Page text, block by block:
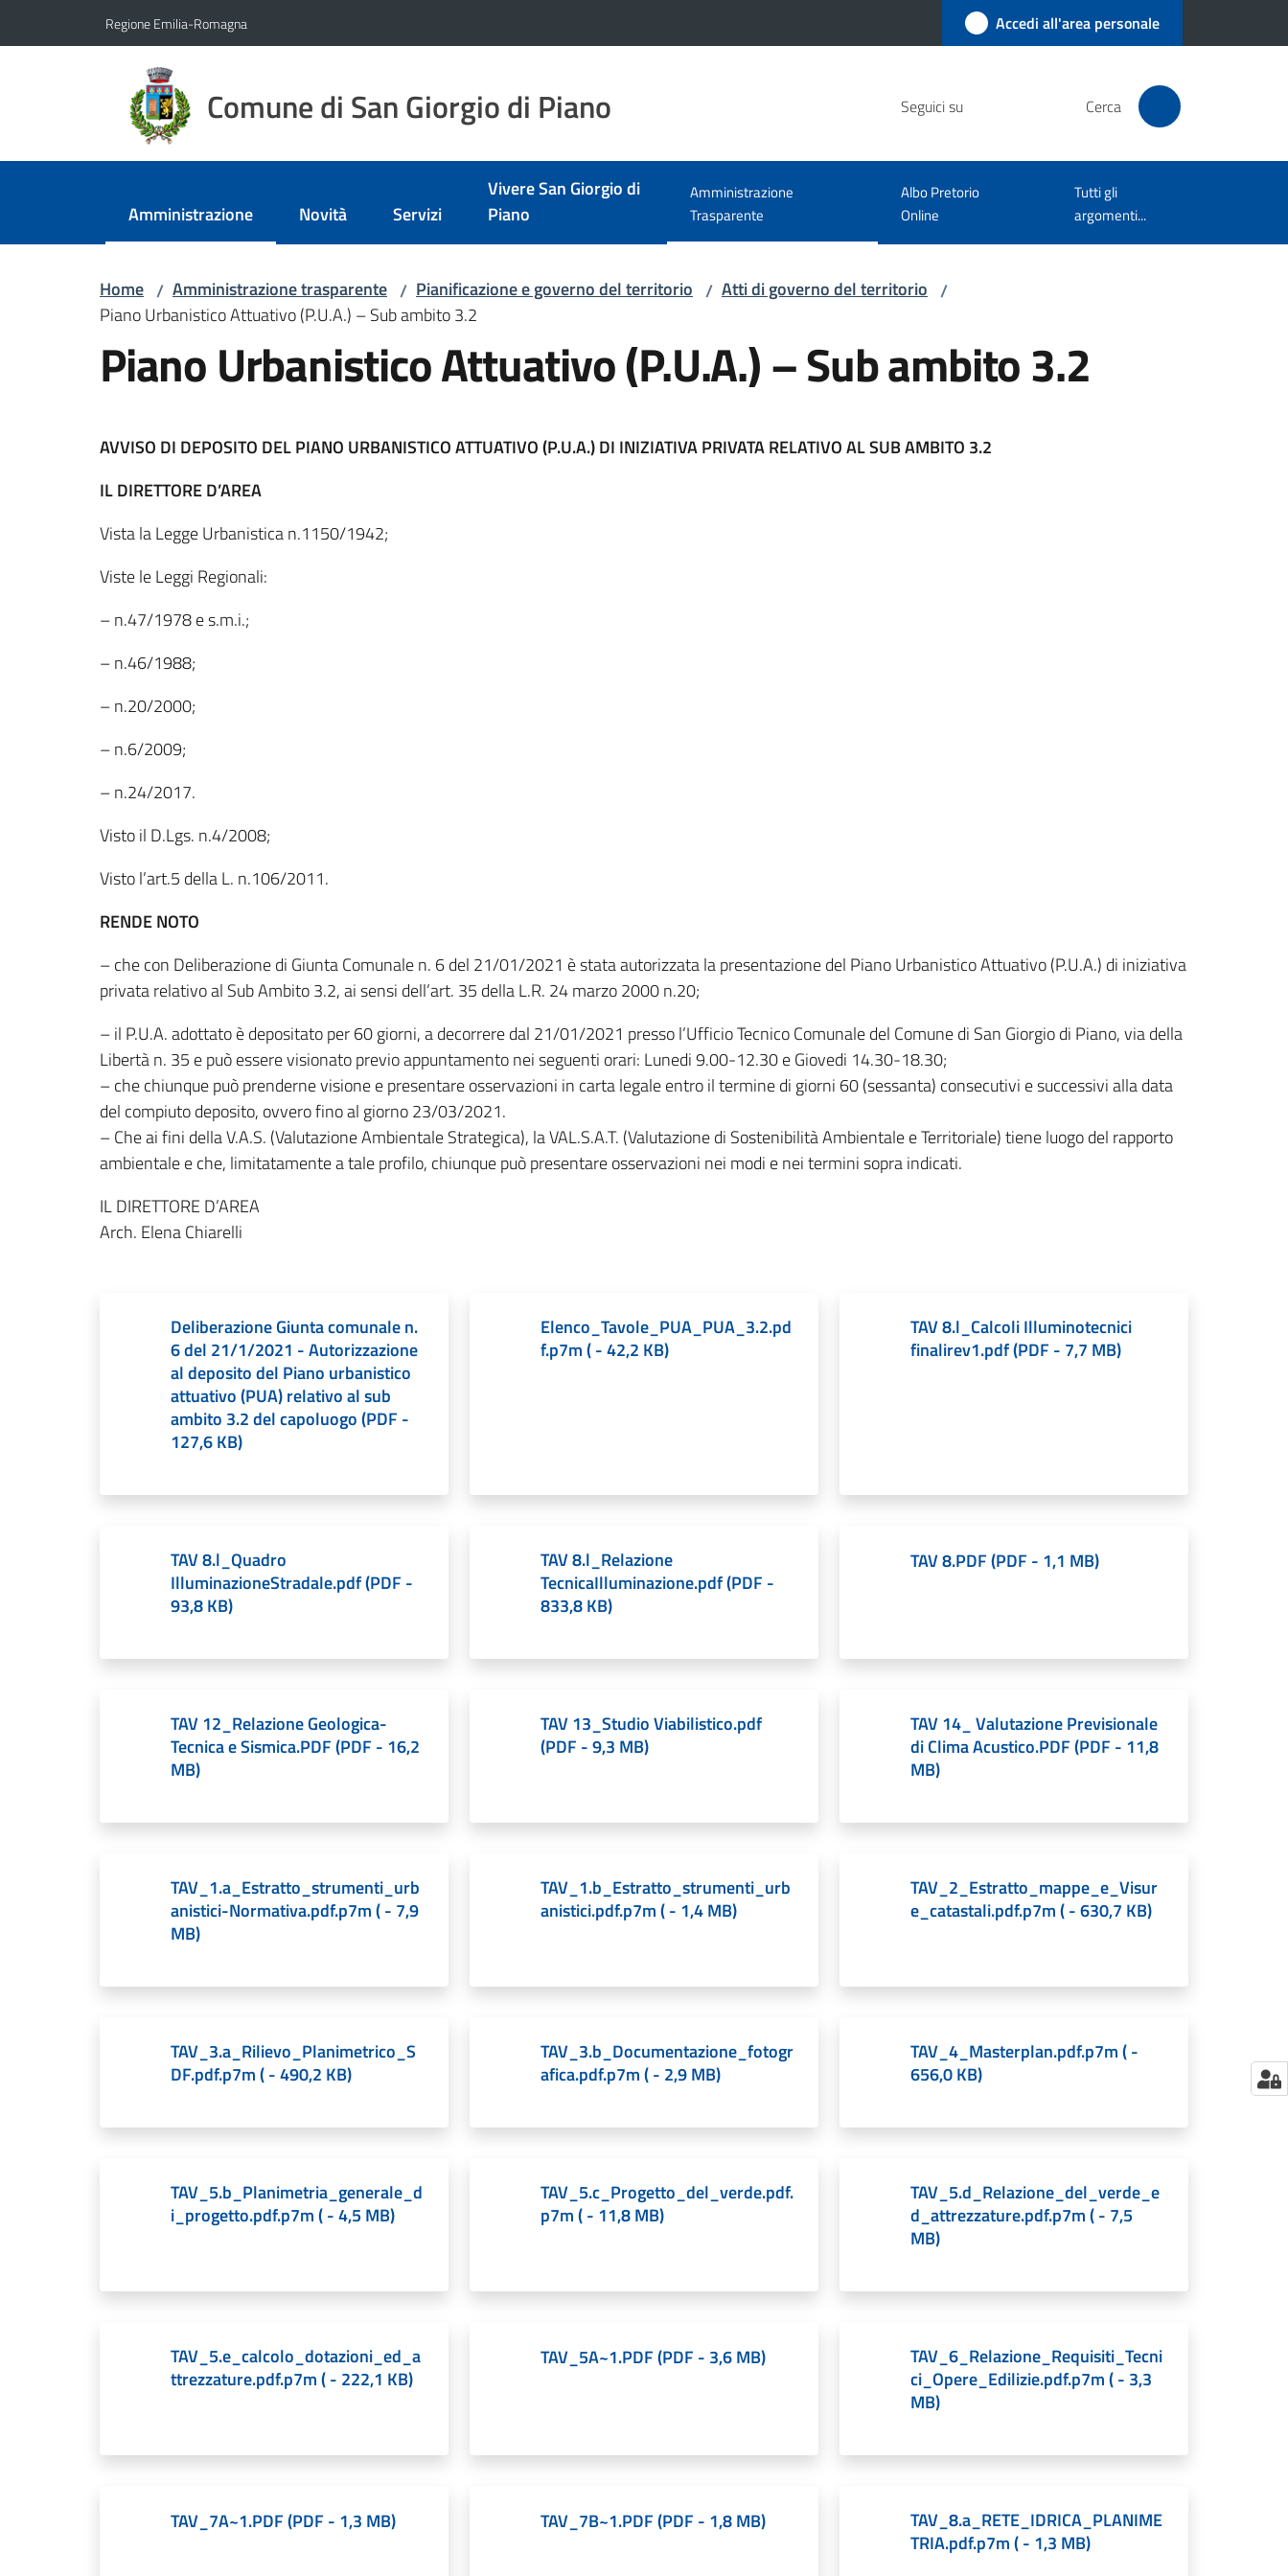
Regione Emilia-Romagna Accedi all'area personale
Comune di San Giorgio di Piano Seguici su Cerca
Amministrazione
Menu selezionato Novità Servizi
Vivere San Giorgio di
Piano
Amministrazione
Trasparente
Menu selezionato
Albo Pretorio
Online
Tutti gli
argomenti...
Home / Amministrazione trasparente / Pianificazione e governo del territorio / Atti di governo del territorio /
Piano Urbanistico Attuativo (P.U.A.) – Sub ambito 3.2
Piano Urbanistico Attuativo (P.U.A.) – Sub ambito 3.2
AVVISO DI DEPOSITO DEL PIANO URBANISTICO ATTUATIVO (P.U.A.) DI INIZIATIVA PRIVATA RELATIVO AL SUB AMBITO 3.2
IL DIRETTORE D’AREA
Vista la Legge Urbanistica n.1150/1942;
Viste le Leggi Regionali:
– n.47/1978 e s.m.i.;
– n.46/1988;
– n.20/2000;
– n.6/2009;
– n.24/2017.
Visto il D.Lgs. n.4/2008;
Visto l’art.5 della L. n.106/2011.
RENDE NOTO
– che con Deliberazione di Giunta Comunale n. 6 del 21/01/2021 è stata autorizzata la presentazione del Piano Urbanistico Attuativo (P.U.A.) di iniziativa
privata relativo al Sub Ambito 3.2, ai sensi dell’art. 35 della L.R. 24 marzo 2000 n.20;
– il P.U.A. adottato è depositato per 60 giorni, a decorrere dal 21/01/2021 presso l’Ufficio Tecnico Comunale del Comune di San Giorgio di Piano, via della
Libertà n. 35 e può essere visionato previo appuntamento nei seguenti orari: Lunedi 9.00-12.30 e Giovedi 14.30-18.30;
– che chiunque può prenderne visione e presentare osservazioni in carta legale entro il termine di giorni 60 (sessanta) consecutivi e successivi alla data
del compiuto deposito, ovvero fino al giorno 23/03/2021.
– Che ai fini della V.A.S. (Valutazione Ambientale Strategica), la VAL.S.A.T. (Valutazione di Sostenibilità Ambientale e Territoriale) tiene luogo del rapporto
ambientale e che, limitatamente a tale profilo, chiunque può presentare osservazioni nei modi e nei termini sopra indicati.
IL DIRETTORE D’AREA
Arch. Elena Chiarelli
Deliberazione Giunta comunale n.
6 del 21/1/2021 - Autorizzazione
al deposito del Piano urbanistico
attuativo (PUA) relativo al sub
ambito 3.2 del capoluogo(PDF -
127,6 KB)
Elenco_Tavole_PUA_PUA_3.2.pd
f.p7m(-42,2 KB)
TAV 8.l_Calcoli Illuminotecnici
finalirev1.pdf(PDF - 7,7 MB)
TAV 8.l_Quadro
IlluminazioneStradale.pdf(PDF -
93,8 KB)
TAV 8.l_Relazione
TecnicaIlluminazione.pdf(PDF -
833,8 KB)
TAV 8.PDF(PDF - 1,1 MB)
TAV 12_Relazione Geologica-
Tecnica e Sismica.PDF(PDF - 16,2
MB)
TAV 13_Studio Viabilistico.pdf
(PDF -9,3 MB)
TAV 14_ Valutazione Previsionale
di Clima Acustico.PDF(PDF - 11,8
MB)
TAV_1.a_Estratto_strumenti_urb
anistici-Normativa.pdf.p7m(- 7,9
MB)
TAV_1.b_Estratto_strumenti_urb
anistici.pdf.p7m(- 1,4 MB)
TAV_2_Estratto_mappe_e_Visur
e_catastali.pdf.p7m(- 630,7 KB)
TAV_3.a_Rilievo_Planimetrico_S
DF.pdf.p7m(-490,2 KB)
TAV_3.b_Documentazione_fotogr
afica.pdf.p7m(- 2,9 MB)
TAV_4_Masterplan.pdf.p7m(-
656,0 KB)
TAV_5.b_Planimetria_generale_d
i_progetto.pdf.p7m(-4,5 MB)
TAV_5.c_Progetto_del_verde.pdf.
p7m(- 11,8 MB)
TAV_5.d_Relazione_del_verde_e
d_attrezzature.pdf.p7m(- 7,5
MB)
TAV_5.e_calcolo_dotazioni_ed_a
ttrezzature.pdf.p7m(- 222,1 KB)
TAV_5A~1.PDF(PDF - 3,6 MB)
TAV_6_Relazione_Requisiti_Tecni
ci_Opere_Edilizie.pdf.p7m(- 3,3
MB)
TAV_7A~1.PDF(PDF - 1,3 MB) TAV_7B~1.PDF(PDF - 1,8 MB)
TAV_8.a_RETE_IDRICA_PLANIME
TRIA.pdf.p7m(- 1,3 MB)